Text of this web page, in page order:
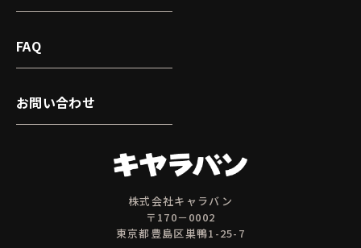
株式会社キャラバン
〒170－0002
東京都豊島区巣鴨1-25-7
FAQ
お問い合わせ